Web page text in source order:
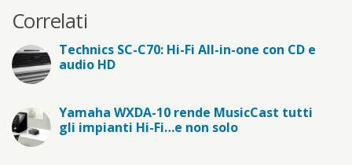
Correlati
Technics SC-C70: Hi-Fi All-in-one con CD e
audio HD
Yamaha WXDA-10 rende MusicCast tutti
gli impianti Hi-Fi…e non solo